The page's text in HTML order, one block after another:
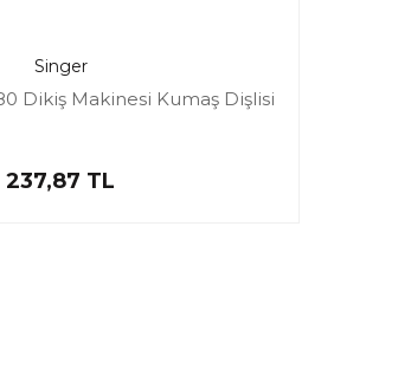
Singer
Dikiş Makinesi Kumaş Dişlisi
237,87 TL